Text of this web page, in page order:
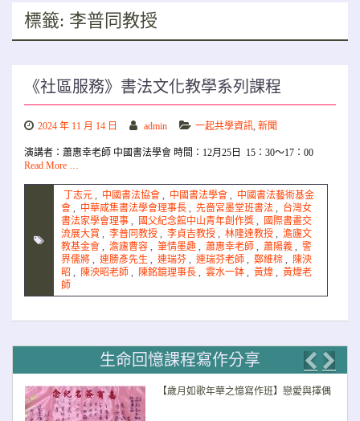
標籤: 李普同教授
《社區服務》書法文化教學系列課程
2024 年 11 月 14 日 admin 一起共學資訊, 新聞
演講者：蕭惠幸老師 中國書法學會 時間：12月25日 15：30～17：00
Read More …
丁志元 , 中國書法協會 , 中國書法學會 , 中國書法藝術基金
會 , 中華咸集書法學會理事長 , 先嗇宮墨堂班書法 , 台灣女
書法家學會理事 , 國父紀念館中山青年創作獎 , 國際書畫交
流展大賞 , 李普同教授 , 李貞吉教授 , 林隆達教授 , 澹廬文
教基金會 , 澹廬曹容 , 筆情墨趣 , 蕭惠幸老師 , 蕭陽義 , 警
界儒將 , 連勝彥先生 , 連瑞芬 , 連瑞芬老師 , 鄭維棕 ,
陳泱
昭 , 陳泱昭老師 , 陳銘鏡理事長 , 雲水一鉢 , 黃煒 , 黃煒老
師
生命回憶課程寫作分享
【歲月如歌年華之憶寫作班】戀愛與擇偶